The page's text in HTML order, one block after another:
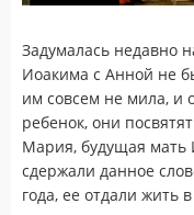
Задумалась недавно
Иоакима с Анной не
им совсем не мила, и
ребенок, они
Мария, будущая мать
сдержали данное
года, ее отдали жить